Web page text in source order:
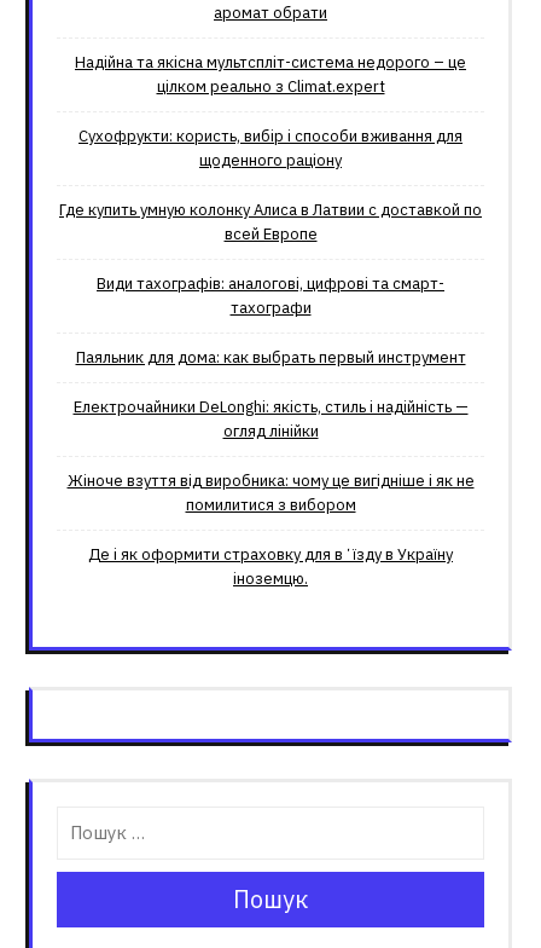
аромат обрати
Надійна та якісна мультспліт-система недорого – це
цілком реально з Climat.еxpert
Сухофрукти: користь, вибір і способи вживання для
щоденного раціону
Где купить умную колонку Алиса в Латвии с доставкой по
всей Европе
Види тахографів: аналогові, цифрові та смарт-
тахографи
Паяльник для дома: как выбрать первый инструмент
Електрочайники DeLonghi: якість, стиль і надійність —
огляд лінійки
Жіноче взуття від виробника: чому це вигідніше і як не
помилитися з вибором
Де і як оформити страховку для вʼїзду в Україну
іноземцю.
Пошук